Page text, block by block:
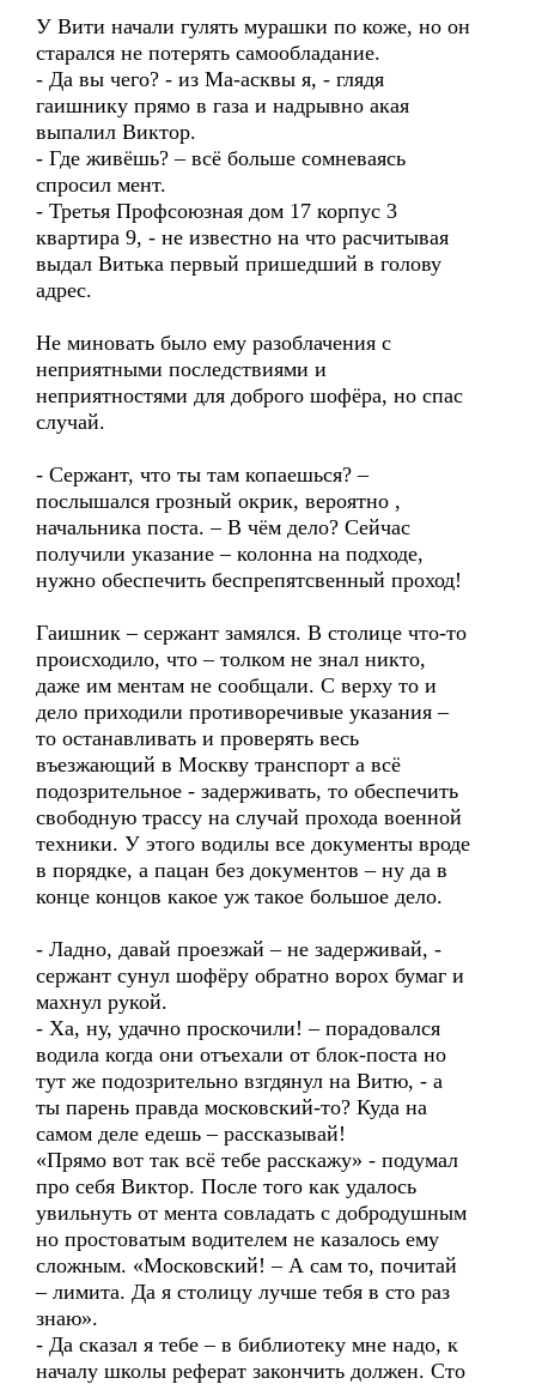
У Вити начали гулять мурашки по коже, но он
старался не потерять самообладание.
- Да вы чего? - из Ма-асквы я, - глядя
гаишнику прямо в газа и надрывно акая
выпалил Виктор.
- Где живёшь? – всё больше сомневаясь
спросил мент.
- Третья Профсоюзная дом 17 корпус 3
квартира 9, - не известно на что расчитывая
выдал Витька первый пришедший в голову
адрес.
Не миновать было ему разоблачения с
неприятными последствиями и
неприятностями для доброго шофёра, но спас
случай.
- Сержант, что ты там копаешься? –
послышался грозный окрик, вероятно ,
начальника поста. – В чём дело? Сейчас
получили указание – колонна на подходе,
нужно обеспечить беспрепятсвенный проход!
Гаишник – сержант замялся. В столице что-то
происходило, что – толком не знал никто,
даже им ментам не сообщали. С верху то и
дело приходили противоречивые указания –
то останавливать и проверять весь
въезжающий в Москву транспорт а всё
подозрительное - задерживать, то обеспечить
свободную трассу на случай прохода военной
техники. У этого водилы все документы вроде
в порядке, а пацан без документов – ну да в
конце концов какое уж такое большое дело.
- Ладно, давай проезжай – не задерживай, -
сержант сунул шофёру обратно ворох бумаг и
махнул рукой.
- Ха, ну, удачно проскочили! – порадовался
водила когда они отъехали от блок-поста но
тут же подозрительно взгдянул на Витю, - а
ты парень правда московский-то? Куда на
самом деле едешь – рассказывай!
«Прямо вот так всё тебе расскажу» - подумал
про себя Виктор. После того как удалось
увильнуть от мента совладать с добродушным
но простоватым водителем не казалось ему
сложным. «Московский! – А сам то, почитай
– лимита. Да я столицу лучше тебя в сто раз
знаю».
- Да сказал я тебе – в библиотеку мне надо, к
началу школы реферат закончить должен. Сто